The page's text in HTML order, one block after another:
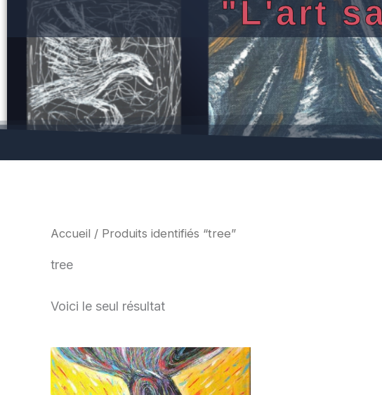
"L'art
Accueil / Produits identifiés “tree”
tree
Voici le seul résultat